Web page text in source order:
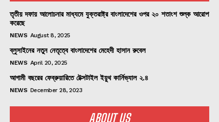
তৃতীয় দফায় আলোচনার মাধ্যমে যুক্তরাষ্ট্র বাংলাদেশের ওপর ২০ শতাংশ শুল্ক আরোপ
করেছে
NEWS August 8, 2025
ব্লুসাইনের নতুন নেতৃত্বে বাংলাদেশের মেহেদী হাসান রুবেল
NEWS April 20, 2025
আগামী বছরের ফেব্রুয়ারিতে টেক্সটাইল ইয়ুথ কার্নিভ্যাল ২.৪
NEWS December 28, 2023
ABOUT US